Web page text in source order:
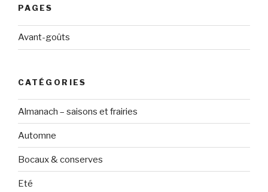
PAGES
Avant-goûts
CATÉGORIES
Almanach – saisons et frairies
Automne
Bocaux & conserves
Eté